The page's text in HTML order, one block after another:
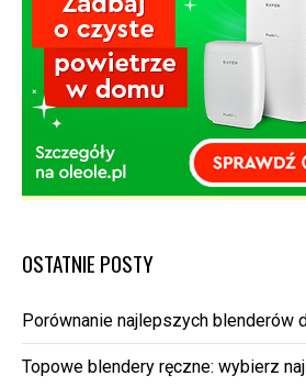
OSTATNIE POSTY
Porównanie najlepszych blenderów
Topowe blendery ręczne: wybierz